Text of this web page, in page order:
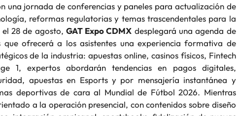
una jornada de conferencias y paneles para actualización de
reformas regulatorias y temas trascendentales para la
28 de agosto, GAT Expo CDMX desplegará una agenda de
que ofrecerá a los asistentes una experiencia formativa de
de la industria: apuestas online, casinos físicos, Fintech
1, expertos abordarán tendencias en pagos digitales,
apuestas en Esports y por mensajería instantánea y
deportivas de cara al Mundial de Fútbol 2026. Mientras
a la operación presencial, con contenidos sobre diseño